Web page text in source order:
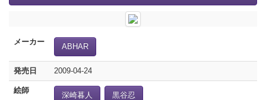
メーカー
ABHAR
発売日 2009-04-24
絵師
深崎暮人 黒谷忍